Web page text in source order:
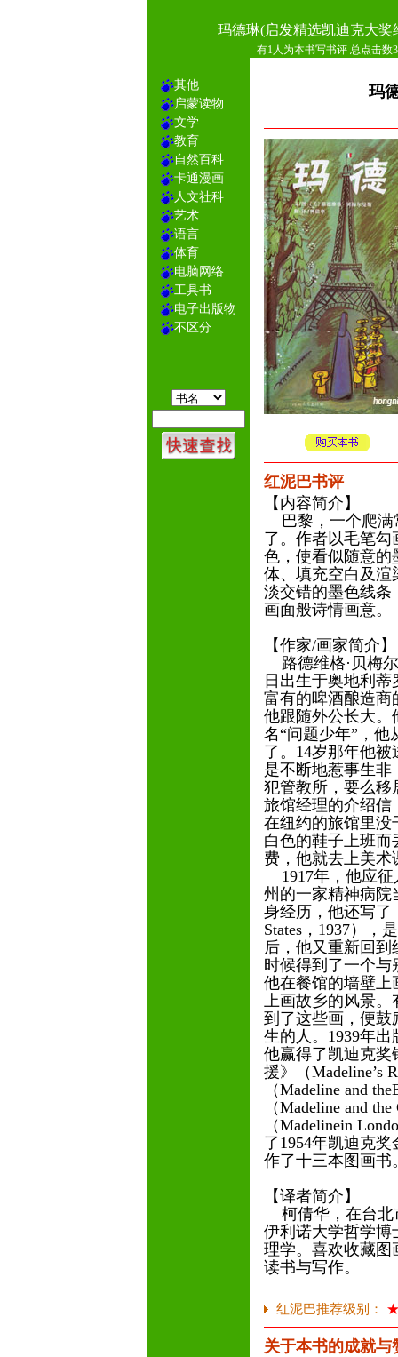
玛德琳(启发精选凯迪克大奖
有1人为本书写书评 总点击数
其他
启蒙读物
文学
教育
自然百科
卡通漫画
人文社科
艺术
语言
体育
电脑网络
工具书
电子出版物
不区分
玛
红泥巴书评
【内容简介】
巴黎，一个爬满
了。作者以毛笔
色，使看似随意的
体、填充空白及渲
淡交错的墨色线条
画面般诗情画意。
【作家/画家简介
路德维格·贝梅尔
日出生于奥地利
富有的啤酒酿造商
他跟随外公长大。
名“问题少年”，
了。14岁那年他
是不断地惹事生
犯管教所，要么移
旅馆经理的介绍信
在纽约的旅馆里没
白色的鞋子上班
费，他就去上美
1917年，他应征
州的一家精神病院
身经历，他还写了
States，1937），
后，他又重新回到
时候得到了一个与
他在餐馆的墙壁上
上画故乡的风景。
到了这些画，便鼓
生的人。1939年
他赢得了凯迪克奖
援》（Madeline’s
（Madeline and
（Madeline and
（Madelinein
了1954年凯迪克
作了十三本图画
【译者简介】
柯倩华，在台北
伊利诺大学哲学博
理学。喜欢收藏图
读书与写作。
红泥巴推荐级别：
关于本书的成就与